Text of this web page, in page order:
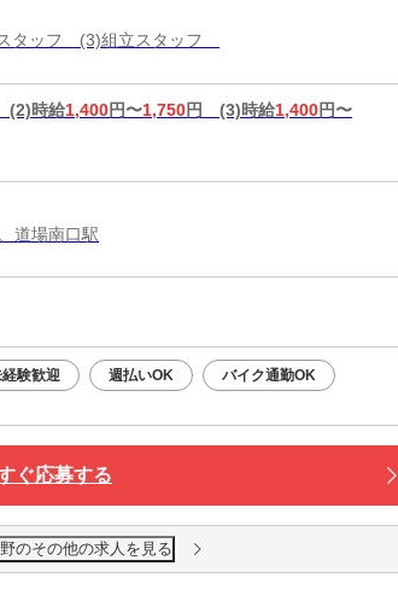
タッフ (3)組立スタッフ
(2)時給1,400円〜1,750円 (3)時給1,400円〜
道場南口駅
験歓迎 週払いOK バイク通勤OK
ぐ応募する
のその他の求人を見る